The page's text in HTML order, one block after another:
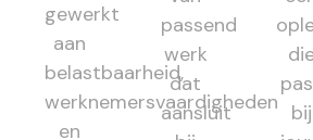
gewerkt
aan
belastbaarheid,
werknemersvaardigheden
en
passend
werk
dat
aansluit
bij